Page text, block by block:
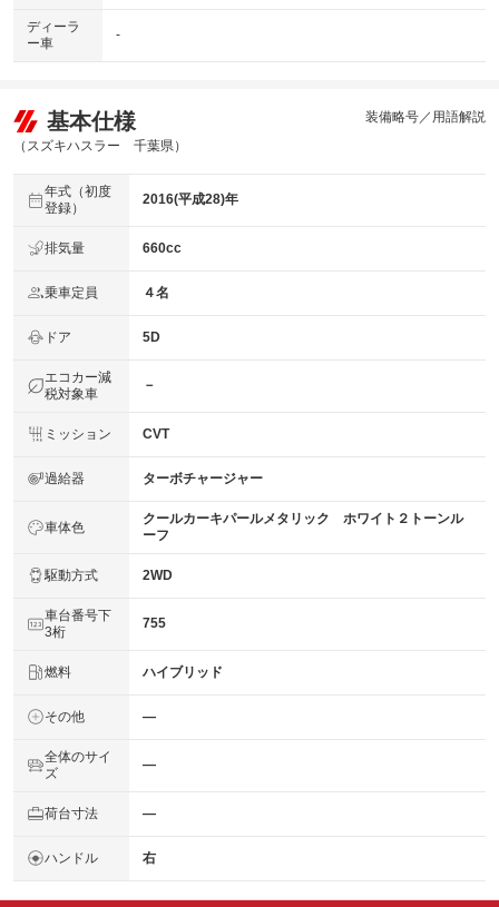
ディーラ
ー車
-
基本仕様
（スズキハスラー 千葉県）
装備略号／用語解説
年式（初度
登録）
2016(平成28)年
排気量 660cc
乗車定員 ４名
ドア 5D
エコカー減
税対象車
－
ミッション CVT
過給器 ターボチャージャー
車体色
クールカーキパールメタリック ホワイト２トーンル
ーフ
駆動方式 2WD
車台番号下
3桁
755
燃料 ハイブリッド
その他 ―
全体のサイ
ズ
―
荷台寸法 ―
ハンドル 右